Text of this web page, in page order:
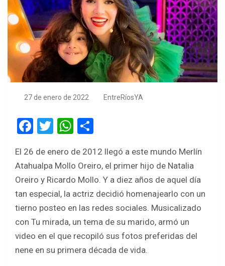
27 de enero de 2022 EntreRíosYA
F
ce
b
o
o
k
T
tt
er
W
at
s
A
p
p
ar
e
El 26 de enero de 2012 llegó a este mundo Merlín
Atahualpa Mollo Oreiro, el primer hijo de Natalia
Oreiro y Ricardo Mollo. Y a diez años de aquel día
tan especial, la actriz decidió homenajearlo con un
tierno posteo en las redes sociales. Musicalizado
con Tu mirada, un tema de su marido, armó un
video en el que recopiló sus fotos preferidas del
nene en su primera década de vida.